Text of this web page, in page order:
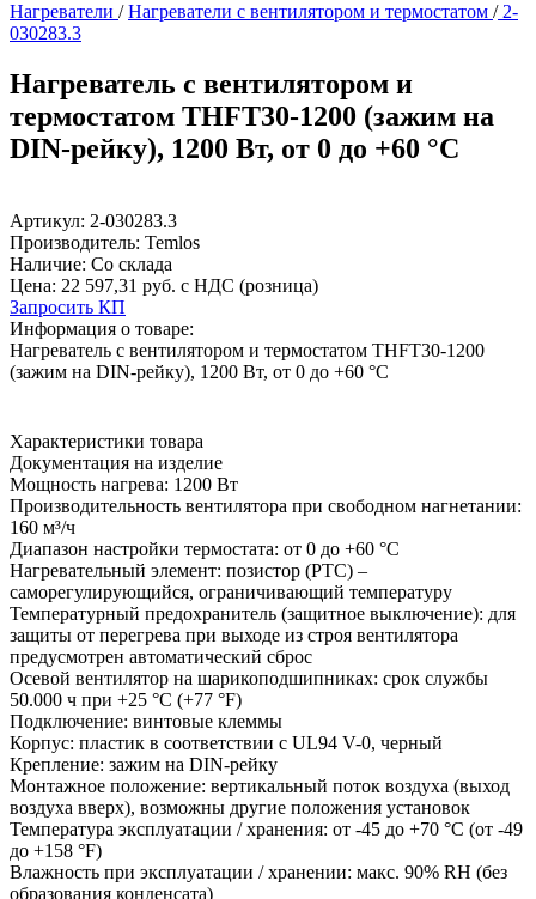
Нагреватели / Нагреватели с вентилятором и термостатом /2-
030283.3
Нагреватель с вентилятором и
термостатом THFT30-1200 (зажим на
DIN-рейку), 1200 Вт, от 0 до +60 °C
Артикул: 2-030283.3
Производитель: Temlos
Наличие: Со склада
Цена: 22 597,31 руб. с НДС (розница)
Запросить КП
Информация о товаре:
Нагреватель с вентилятором и термостатом THFT30-1200
(зажим на DIN-рейку), 1200 Вт, от 0 до +60 °C
Характеристики товара
Документация на изделие
Мощность нагрева: 1200 Вт
Производительность вентилятора при свободном нагнетании:
160 м³/ч
Диапазон настройки термостата: от 0 до +60 °C
Нагревательный элемент: позистор (PTC) –
саморегулирующийся, ограничивающий температуру
Температурный предохранитель (защитное выключение): для
защиты от перегрева при выходе из строя вентилятора
предусмотрен автоматический сброс
Осевой вентилятор на шарикоподшипниках: срок службы
50.000 ч при +25 °C (+77 °F)
Подключение: винтовые клеммы
Корпус: пластик в соответствии с UL94 V-0, черный
Крепление: зажим на DIN-рейку
Монтажное положение: вертикальный поток воздуха (выход
воздуха вверх), возможны другие положения установок
Температура эксплуатации / хранения: от -45 до +70 °C (от -49
до +158 °F)
Влажность при эксплуатации / хранении: макс. 90% RH (без
образования конденсата)